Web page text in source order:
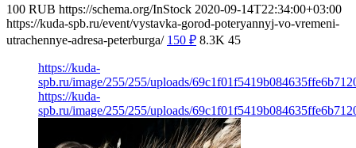
100 RUB https://schema.org/InStock 2020-09-14T22:34:00+03:00
https://kuda-spb.ru/event/vystavka-gorod-poteryannyj-vo-vremeni-
utrachennye-adresa-peterburga/ 150 ₽ 8.3K 45
https://kuda-
spb.ru/image/255/255/uploads/
https://kuda-
spb.ru/image/255/255/uploads/